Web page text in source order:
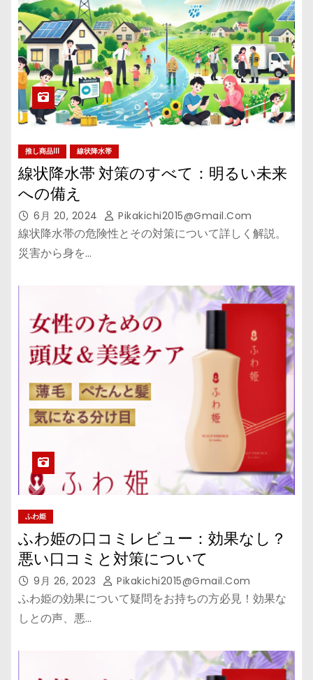
推し商品III 線状降水帯
線状降水帯 対策のすべて：明るい未来
への備え
6月 20, 2024 Pikakichi2015@gmail.com
線状降水帯の危険性とその対策について詳しく解説。
災害から身を…
ふわ姫
ふわ姫の口コミレビュー：効果なし？
悪い口コミと対策について
9月 26, 2023 Pikakichi2015@gmail.com
ふわ姫の効果について疑問をお持ちの方必見！効果な
しとの声、悪…